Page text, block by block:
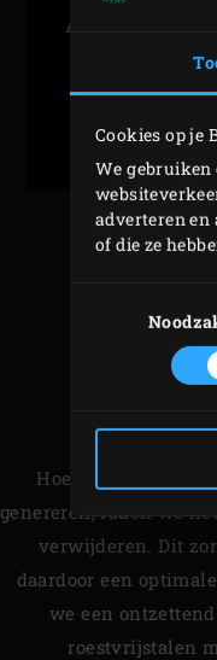
Cookies op je
We gebruiken
adverteren en
of die ze
Accepteer
Hoewel de
genereren, raden we
verwijderen. Dit
daardoor een
we een
roestvrijstalen